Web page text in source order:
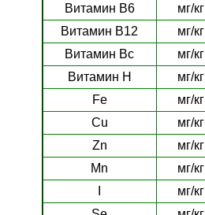
Витамин В6
мг/кг
Витамин В12
мг/кг
Витамин Вс
мг/кг
Витамин Н
мг/кг
Fe
мг/кг
Cu
мг/кг
Zn
мг/кг
Mn
мг/кг
мг/кг